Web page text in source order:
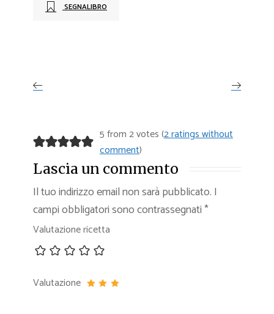
SEGNALIBRO
5 from 2 votes (2 ratings without
comment)
Lascia un commento
Il tuo indirizzo email non sarà pubblicato. I
campi obbligatori sono contrassegnati*
Valutazione ricetta
Valutazione